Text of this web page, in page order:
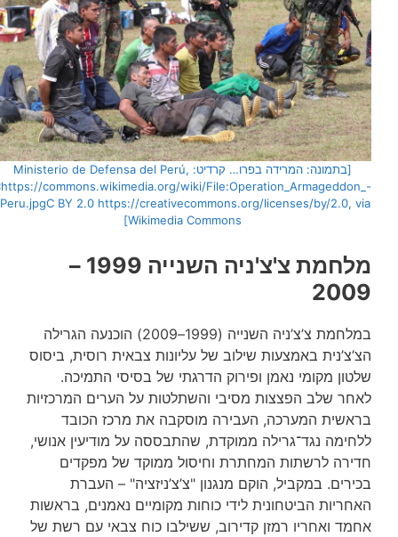
[בתמונה: המרידה בפרו… קרדיט: Ministerio de Defensa del Perú,
Chttps://commons.wikimedia.org/wiki/File:Operation_Armageddon_-
_Peru.jpgC BY 2.0 https://creativecommons.org/licenses/by/2.0, via
Wikimedia Commons]
מלחמת צ'צ'ניה השנייה 1999 –
2009
במלחמת צ’צ’ניה השנייה (1999–2009) הוכנעה הגרילה
הצ’צ’נית באמצעות שילוב של עליונות צבאית רוסית, ביסוס
שלטון מקומי נאמן ופירוק הדרגתי של בסיסי התמיכה.
לאחר שלב הפצצות מסיבי והשתלטות על הערים המרכזיות
בראשית המערכה, העבירה מוסקבה את מרכז הכובד
ללחימה נגד־גרילה ממוקדת, שהתבססה על מודיעין אנושי,
חדירה לרשתות המחתרת וחיסול ממוקד של מפקדים
בכירים. במקביל, הוקם מנגנון "צ’צ’ניזציה" – העברת
האחריות הביטחונית לידי כוחות מקומיים נאמנים, בראשות
אחמד ואחריו רמזן קדירוב, ששילבו כוח צבאי עם רשת של